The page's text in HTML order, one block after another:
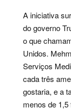
A iniciativa
do governo
o que
Unidos.
Serviços
cada três
gostaria, e a
menos de